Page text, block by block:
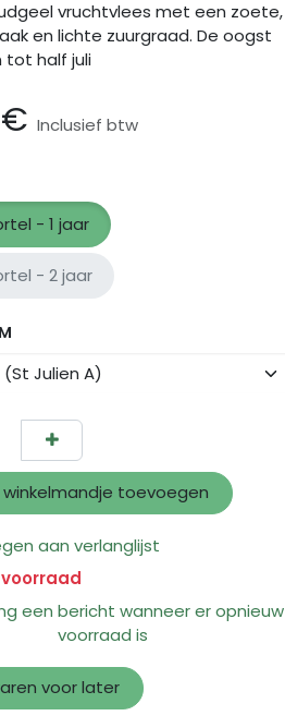
vruchtvlees met een zoete,
en lichte zuurgraad. De oogst
tot half juli
€ Inclusief btw
- 1 jaar
- 2 jaar
winkelmandje toevoegen
aan verlanglijst
een bericht wanneer er opnieuw
voorraad is
voor later